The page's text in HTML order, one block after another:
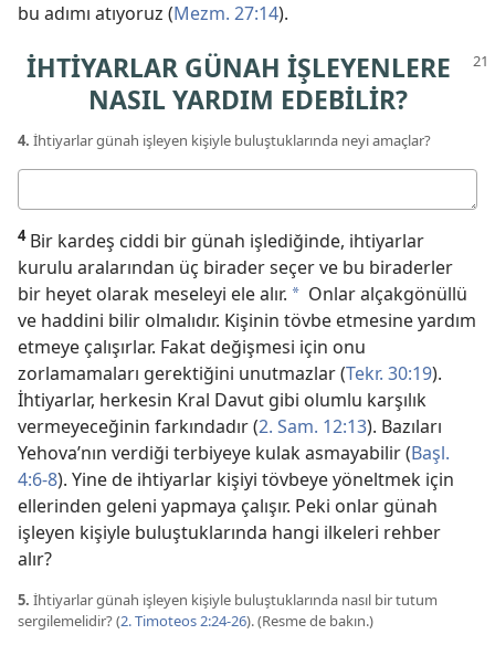
bu adımı atıyoruz (Mezm. 27:14).
İHTİYARLAR GÜNAH İŞLEYENLERE
NASIL YARDIM EDEBİLİR?
4. İhtiyarlar günah işleyen kişiyle buluştuklarında neyi amaçlar?
4Bir kardeş ciddi bir günah işlediğinde, ihtiyarlar
kurulu aralarından üç birader seçer ve bu biraderler
bir heyet olarak meseleyi ele alır. a Onlar alçakgönüllü
ve haddini bilir olmalıdır. Kişinin tövbe etmesine yardım
etmeye çalışırlar. Fakat değişmesi için onu
zorlamamaları gerektiğini unutmazlar (Tekr. 30:19).
İhtiyarlar, herkesin Kral Davut gibi olumlu karşılık
vermeyeceğinin farkındadır (2. Sam. 12:13). Bazıları
Yehova’nın verdiği terbiyeye kulak asmayabilir (Başl.
4:6-8). Yine de ihtiyarlar kişiyi tövbeye yöneltmek için
ellerinden geleni yapmaya çalışır. Peki onlar günah
işleyen kişiyle buluştuklarında hangi ilkeleri rehber
alır?
5. İhtiyarlar günah işleyen kişiyle buluştuklarında nasıl bir tutum
sergilemelidir? (2. Timoteos 2:24-26). (Resme de bakın.)